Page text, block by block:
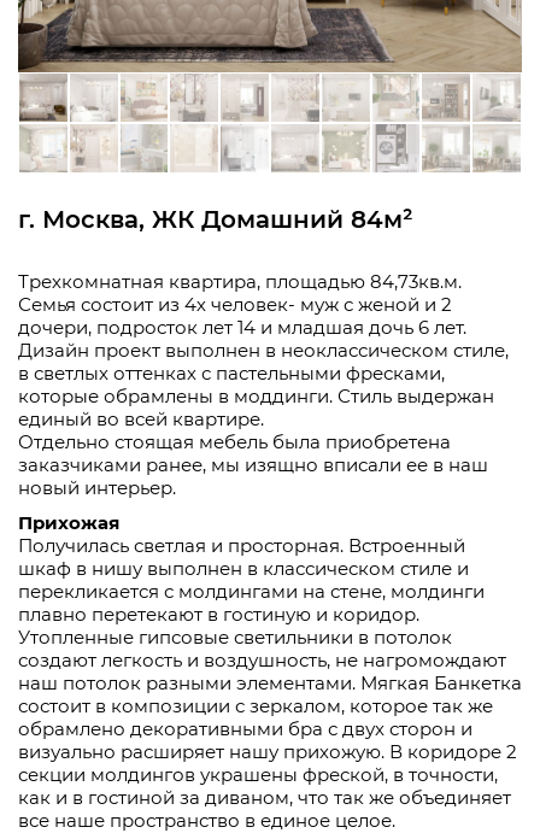
г. Москва, ЖК Домашний 84м²
Трехкомнатная квартира, площадью 84,73кв.м.
Семья состоит из 4х человек- муж с женой и 2
дочери, подросток лет 14 и младшая дочь 6 лет.
Дизайн проект выполнен в неоклассическом стиле,
в светлых оттенках с пастельными фресками,
которые обрамлены в моддинги. Стиль выдержан
единый во всей квартире.
Отдельно стоящая мебель была приобретена
заказчиками ранее, мы изящно вписали ее в наш
новый интерьер.
Прихожая
Получилась светлая и просторная. Встроенный
шкаф в нишу выполнен в классическом стиле и
перекликается с молдингами на стене, молдинги
плавно перетекают в гостиную и коридор.
Утопленные гипсовые светильники в потолок
создают легкость и воздушность, не нагромождают
наш потолок разными элементами. Мягкая Банкетка
состоит в композиции с зеркалом, которое так же
обрамлено декоративными бра с двух сторон и
визуально расширяет нашу прихожую. В коридоре 2
секции молдингов украшены фреской, в точности,
как и в гостиной за диваном, что так же объединяет
все наше пространство в единое целое.